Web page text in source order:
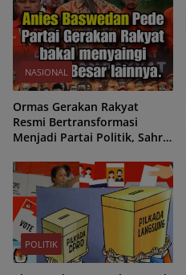
NASIONAL
Ormas Gerakan Rakyat
Resmi Bertransformasi
Menjadi Partai Politik, Sahrin
POLITIK